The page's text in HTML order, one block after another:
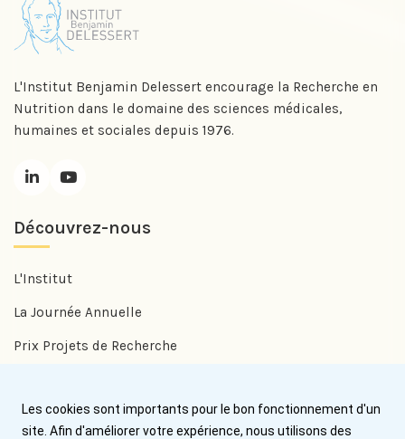
L'Institut Benjamin Delessert encourage la Recherche en
Nutrition dans le domaine des sciences médicales,
humaines et sociales depuis 1976.
Découvrez-nous
L'Institut
La Journée Annuelle
Prix Projets de Recherche
Prix Jean Trémolières
Les cookies sont importants pour le bon fonctionnement d'un
site. Afin d'améliorer votre expérience, nous utilisons des